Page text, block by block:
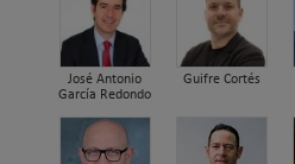
José Antonio
García Redondo
Guifre Cortés